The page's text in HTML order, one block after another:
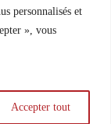
personnalisés et
», vous
Accepter tout